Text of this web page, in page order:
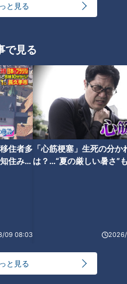
と見る
で見る
住者多
住みた
09 08:03
「心筋梗塞」生死の分か
は？…“夏の厳しい暑さ”
と見る
飲料株式会社
ィルキンソンさんが翌1890
王印ウォーター」のラベルで
ルキンソンさん自身とも言わ
は6文字のアルファベットが
と。それまで発泡性の水は、
呼ばれていたが、これを機に
ばれていくようになる。ウ
るため国内外から大勢の人た
（タンサン・ホテ
船が入港すると、船長たち